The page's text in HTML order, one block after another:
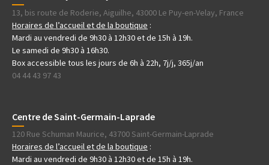
13, bis route de Roderie, Aiguilhe, 43000 Le Puy-en-Velay, France
Horaires de l’accueil et de la boutique :
Mardi au vendredi de 9h30 à 12h30 et de 15h à 19h.
Le samedi de 9h30 à 16h30.
Box accessible tous les jours de 6h à 22h, 7j/j, 365j/an
04 44 43 97 43
Centre de Saint-Germain-Laprade
120 Rue Schuman Maurice, 43700 Saint-Germain-Laprade
Horaires de l’accueil et de la boutique :
Mardi au vendredi de 9h30 à 12h30 et de 15h à 19h.